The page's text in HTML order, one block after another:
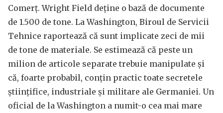
Comerț. Wright Field deține o bază de documente
de 1.500 de tone. La Washington, Biroul de Servicii
Tehnice raportează că sunt implicate zeci de mii
de tone de materiale. Se estimează că peste un
milion de articole separate trebuie manipulate și
că, foarte probabil, conțin practic toate secretele
științifice, industriale și militare ale Germaniei. Un
oficial de la Washington a numit-o cea mai mare